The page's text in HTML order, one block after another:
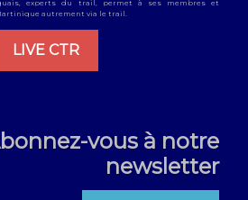
experts du trail, permet à ses membres et
autrement via le trail.
LIVE CTR
vous à notre
newsletter